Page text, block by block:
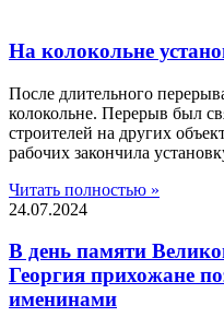
На колокольне
После длительного
колокольне. Перерыв был
строителей на других
рабочих закончила
Читать полностью »
24.07.2024
В день памяти
Георгия прихожане
именинами